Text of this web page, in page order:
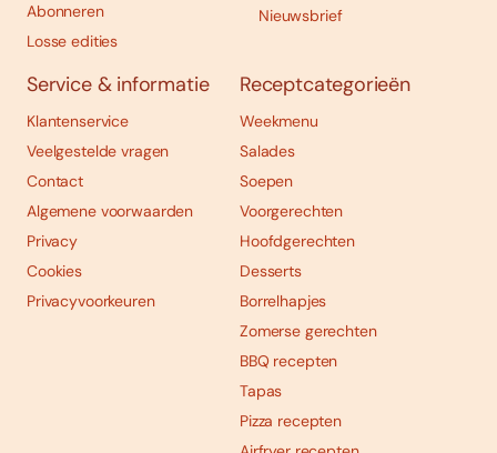
Abonneren
Losse edities
Nieuwsbrief
Service & informatie
Klantenservice
Veelgestelde vragen
Contact
Algemene voorwaarden
Privacy
Cookies
Privacyvoorkeuren
Receptcategorieën
Weekmenu
Salades
Soepen
Voorgerechten
Hoofdgerechten
Desserts
Borrelhapjes
Zomerse gerechten
BBQ recepten
Tapas
Pizza recepten